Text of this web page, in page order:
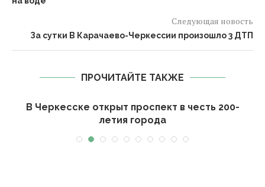
Следующая новость
За сутки В Карачаево-Черкессии произошло 3 ДТП
ПРОЧИТАЙТЕ ТАКЖЕ
В Черкесске открыт проспект в честь 200-
летия города